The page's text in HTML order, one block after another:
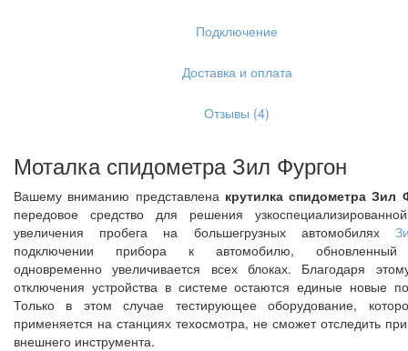
Подключение
Доставка и оплата
Отзывы (4)
Моталка спидометра Зил Фургон
Вашему вниманию представлена крутилка спидометра Зил
передовое средство для решения
увеличения пробега на большегрузных автомобилях
подключении прибора к автомобилю, обновленный
одновременно увеличивается всех блоках. Благодаря
отключения устройства в системе остаются единые новые
Только в этом случае тестирующее оборудование,
применяется на станциях техосмотра, не сможет отследить
внешнего инструмента.